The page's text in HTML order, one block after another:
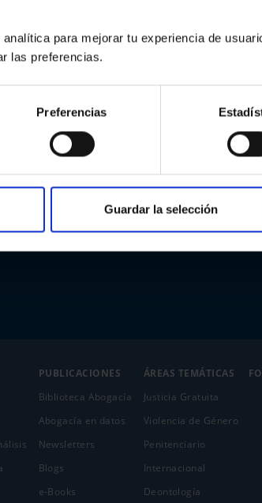
para mejorar tu experiencia de
las preferencias.
Preferencias
Guardar la selección
o revelar públicamente
hasta 300.000 euros para las personas
PUBLICACIONES
Biblioteca Abogacía
Abogacía en datos
Newsletters
Blogs
e-Books
ÁREAS TEMÁTICAS
Justicia Gratuita
Violencia de Género
Penitenciario
Internacional
Deontología